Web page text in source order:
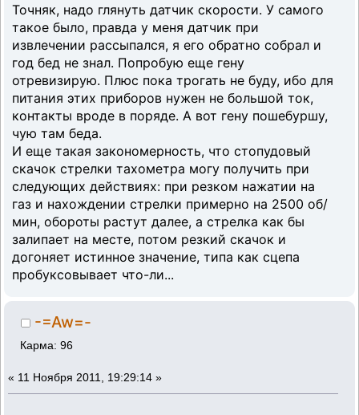
Точняк, надо глянуть датчик скорости. У самого
такое было, правда у меня датчик при
извлечении рассыпался, я его обратно собрал и
год бед не знал. Попробую еще гену
отревизирую. Плюс пока трогать не буду, ибо для
питания этих приборов нужен не большой ток,
контакты вроде в поряде. А вот гену пошебуршу,
чую там беда.
И еще такая закономерность, что стопудовый
скачок стрелки тахометра могу получить при
следующих действиях: при резком нажатии на
газ и нахождении стрелки примерно на 2500 об/
мин, обороты растут далее, а стрелка как бы
залипает на месте, потом резкий скачок и
догоняет истинное значение, типа как сцепа
пробуксовывает что-ли...
-=Aw=-
Карма: 96
« 11 Ноября 2011, 19:29:14 »